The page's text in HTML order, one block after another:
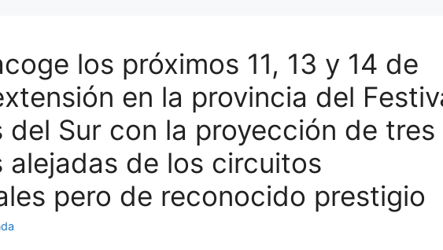
los próximos 11, 13 y 14 de
en la provincia del
del Sur con la proyección de tres
alejadas de los circuitos
pero de reconocido prestigio